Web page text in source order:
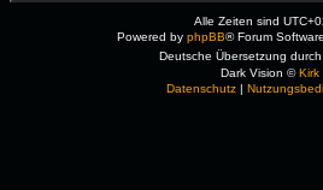
Alle Zeiten sind
Powered by phpBB® Forum
Deutsche Übersetzung durch
Dark Vision ©Kirk
Datenschutz|